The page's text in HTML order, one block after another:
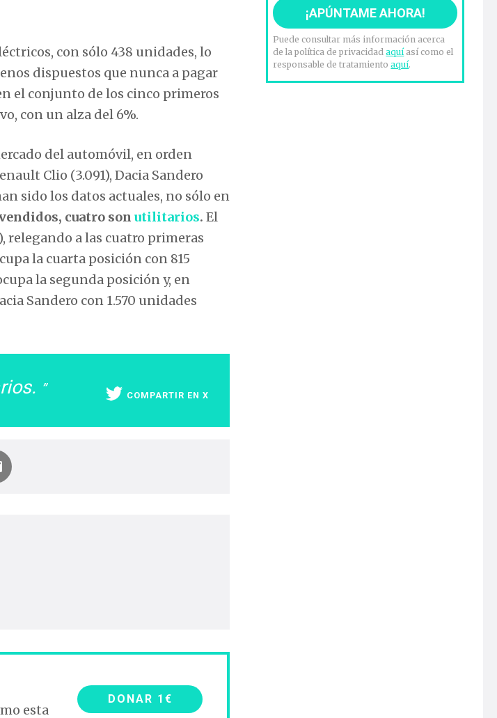
con sólo 438 unidades, lo
dispuestos que nunca a pagar
el conjunto de los cinco primeros
con un alza del 6%.
del automóvil, en orden
Clio (3.091), Dacia Sandero
sido los datos actuales, no sólo en
cuatro son utilitarios. El
relegando a las cuatro primeras
la cuarta posición con 815
la segunda posición y, en
Sandero con 1.570 unidades
COMPARTIR EN X
esta
DONAR 1€
Puede consultar más información acerca
de la política de privacidadaquíasí como el
responsable de tratamientoaquí.